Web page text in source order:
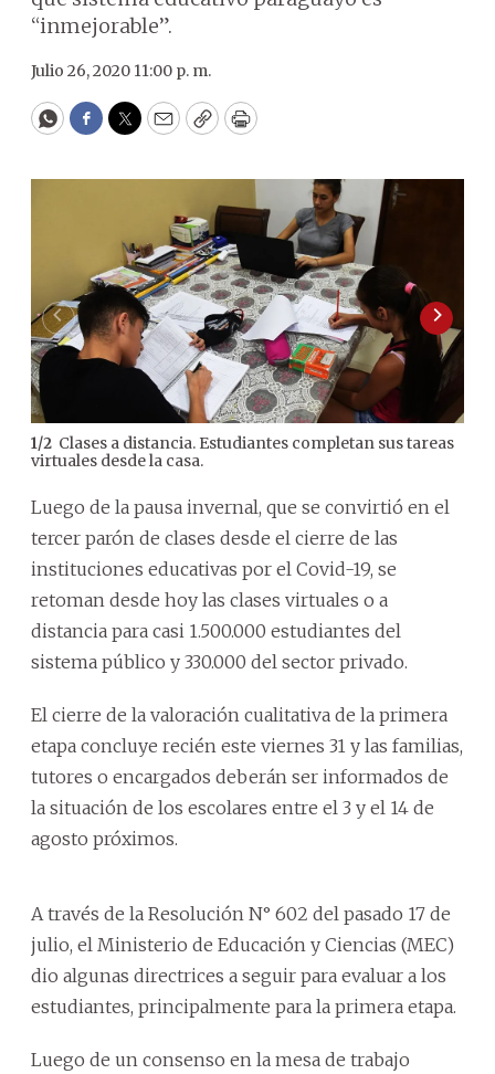
“inmejorable”.
Julio 26, 2020 11:00 p. m.
WhatsApp
Facebook
Twitter
EmailCopyPrint
1/2 Clases a distancia. Estudiantes completan sus tareas
virtuales desde la casa.
Luego de la pausa invernal, que se convirtió en el
tercer parón de clases desde el cierre de las
instituciones educativas por el Covid-19, se
retoman desde hoy las clases virtuales o a
distancia para casi 1.500.000 estudiantes del
sistema público y 330.000 del sector privado.
El cierre de la valoración cualitativa de la primera
etapa concluye recién este viernes 31 y las familias,
tutores o encargados deberán ser informados de
la situación de los escolares entre el 3 y el 14 de
agosto próximos.
A través de la Resolución N° 602 del pasado 17 de
julio, el Ministerio de Educación y Ciencias (MEC)
dio algunas directrices a seguir para evaluar a los
estudiantes, principalmente para la primera etapa.
Luego de un consenso en la mesa de trabajo